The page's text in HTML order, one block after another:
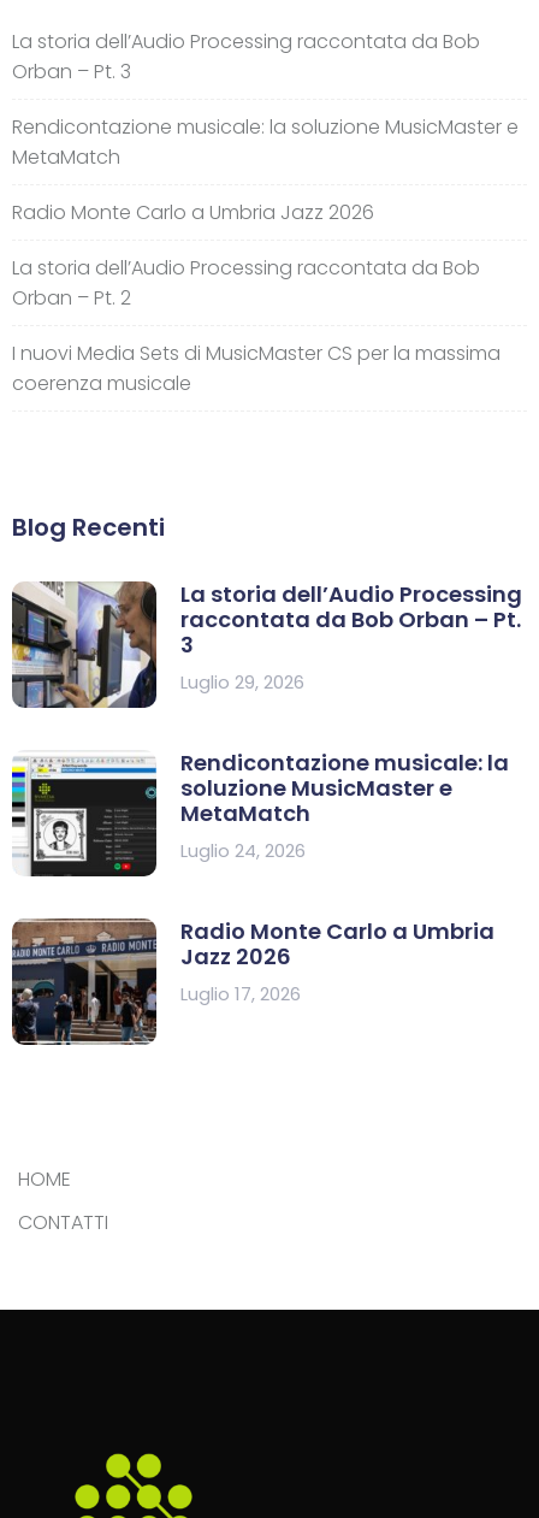
La storia dell’Audio Processing raccontata da Bob
Orban – Pt. 3
Rendicontazione musicale: la soluzione MusicMaster e
MetaMatch
Radio Monte Carlo a Umbria Jazz 2026
La storia dell’Audio Processing raccontata da Bob
Orban – Pt. 2
I nuovi Media Sets di MusicMaster CS per la massima
coerenza musicale
Blog Recenti
La storia dell’Audio Processing
raccontata da Bob Orban – Pt.
3
Luglio 29, 2026
Rendicontazione musicale: la
soluzione MusicMaster e
MetaMatch
Luglio 24, 2026
Radio Monte Carlo a Umbria
Jazz 2026
Luglio 17, 2026
HOME
CONTATTI